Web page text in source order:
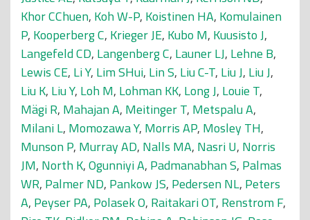
Khor CChuen, Koh W-P, Koistinen HA, Komulainen
P, Kooperberg C, Krieger JE, Kubo M, Kuusisto J,
Langefeld CD, Langenberg C, Launer LJ, Lehne B,
Lewis CE, Li Y, Lim SHui, Lin S, Liu C-T, Liu J, Liu J,
Liu K, Liu Y, Loh M, Lohman KK, Long J, Louie T,
Mägi R, Mahajan A, Meitinger T, Metspalu A,
Milani L, Momozawa Y, Morris AP, Mosley TH,
Munson P, Murray AD, Nalls MA, Nasri U, Norris
JM, North K,Ogunniyi A, Padmanabhan S, Palmas
WR, Palmer ND, Pankow JS, Pedersen NL, Peters
A, Peyser PA, Polasek O, Raitakari OT, Renstrom F,